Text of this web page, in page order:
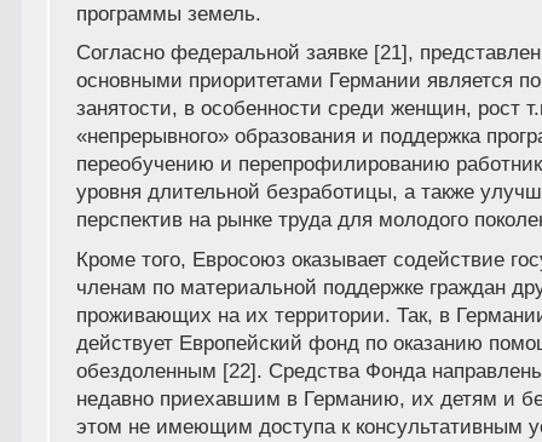
программы земель.
Согласно федеральной заявке [21],
основными приоритетами Германии является
занятости, в особенности среди женщин, рост
«непрерывного» образования и поддержка
переобучению и перепрофилированию
уровня длительной безработицы, а также
перспектив на рынке труда для молодого
Кроме того, Евросоюз оказывает содействие
членам по материальной поддержке граждан
проживающих на их территории. Так, в
действует Европейский фонд по оказанию
обездоленным [22]. Средства Фонда
недавно приехавшим в Германию, их детям и
этом не имеющим доступа к консультативным